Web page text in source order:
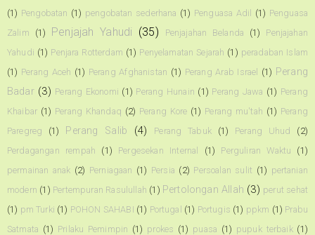
(1) Pengobatan (1) pengobatan sederhana (1) Penguasa Adil (1) Penguasa
Zalim
(1) Penjajah Yahudi (35) Penjajahan Belanda (1)
Penjajahan
Yahudi (1) Penjara Rotterdam (1) Penyelamatan Sejarah (1) peradaban Islam
(1) Perang Aceh (1) Perang Afghanistan (1) Perang Arab Israel (1) Perang
Badar (3) Perang Ekonomi (1) Perang Hunain (1) Perang Jawa (1) Perang
Khaibar (1) Perang Khandaq (2) Perang Kore (1) Perang mu'tah (1) Perang
Paregreg
(1) Perang Salib (4) Perang Tabuk (1) Perang Uhud
(2)
Perdagangan rempah
(1) Pergesekan Internal (1) Perguliran Waktu
(1)
permainan anak (2) Perniagaan (1) Persia (2) Persoalan sulit (1) pertanian
modern (1) Pertempuran Rasulullah (1) Pertolongan Allah (3) perut sehat
(1) pm Turki (1) POHON SAHABI (1) Portugal (1) Portugis (1) ppkm (1) Prabu
Satmata (1) Prilaku Pemimpin (1) prokes (1) puasa (1) pupuk terbaik (1)